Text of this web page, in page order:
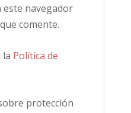
este navegador
comente.
la Política de
protección